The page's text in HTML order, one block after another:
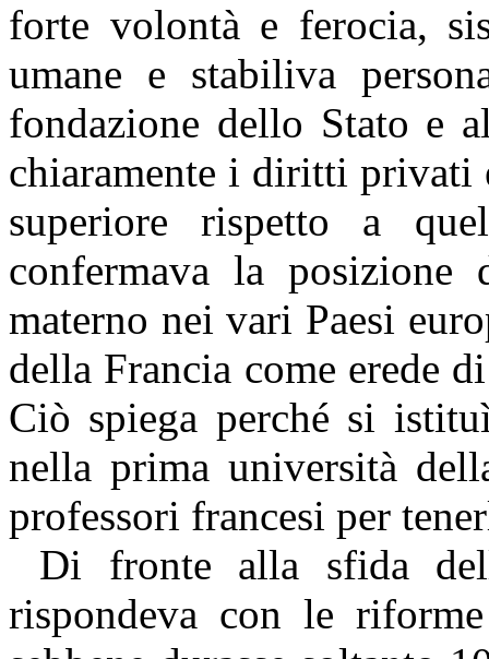
forte volontà e ferocia,
umane e stabiliva
fondazione dello Stato e
chiaramente i diritti privati
superiore rispetto a
confermava la
materno nei vari Paesi
della Francia come erede
Ciò spiega perché si
nella prima università
professori francesi per
Di fronte alla sfida
rispondeva con le